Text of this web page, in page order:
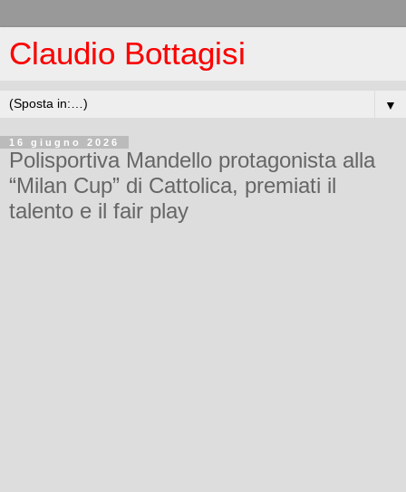
Claudio Bottagisi
▼
16 giugno 2026
Polisportiva Mandello protagonista alla
“Milan Cup” di Cattolica, premiati il
talento e il fair play